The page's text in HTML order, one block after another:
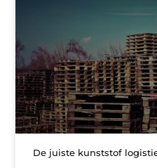
De juiste kunststof